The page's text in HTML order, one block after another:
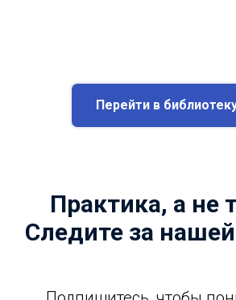
Перейти в
Практика, а не
Следите за